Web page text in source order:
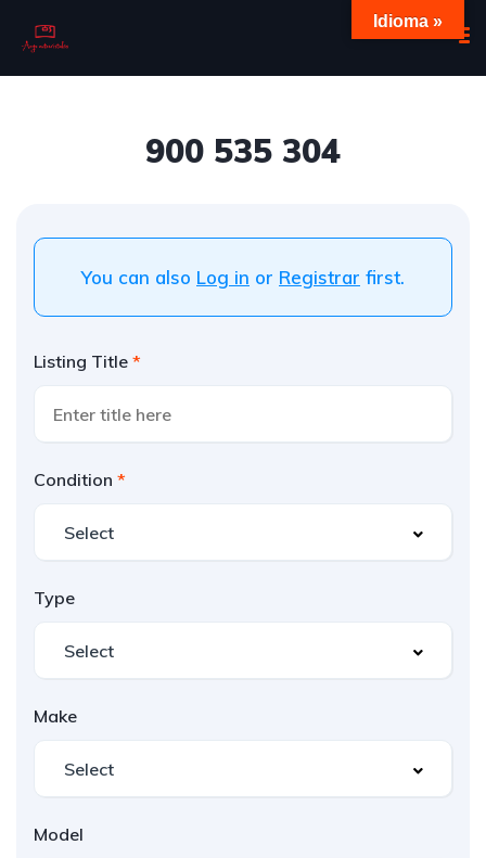
900 535 304
You can also Log in or Registrar first.
Listing Title
Condition
Type
Make
Model
Idioma »